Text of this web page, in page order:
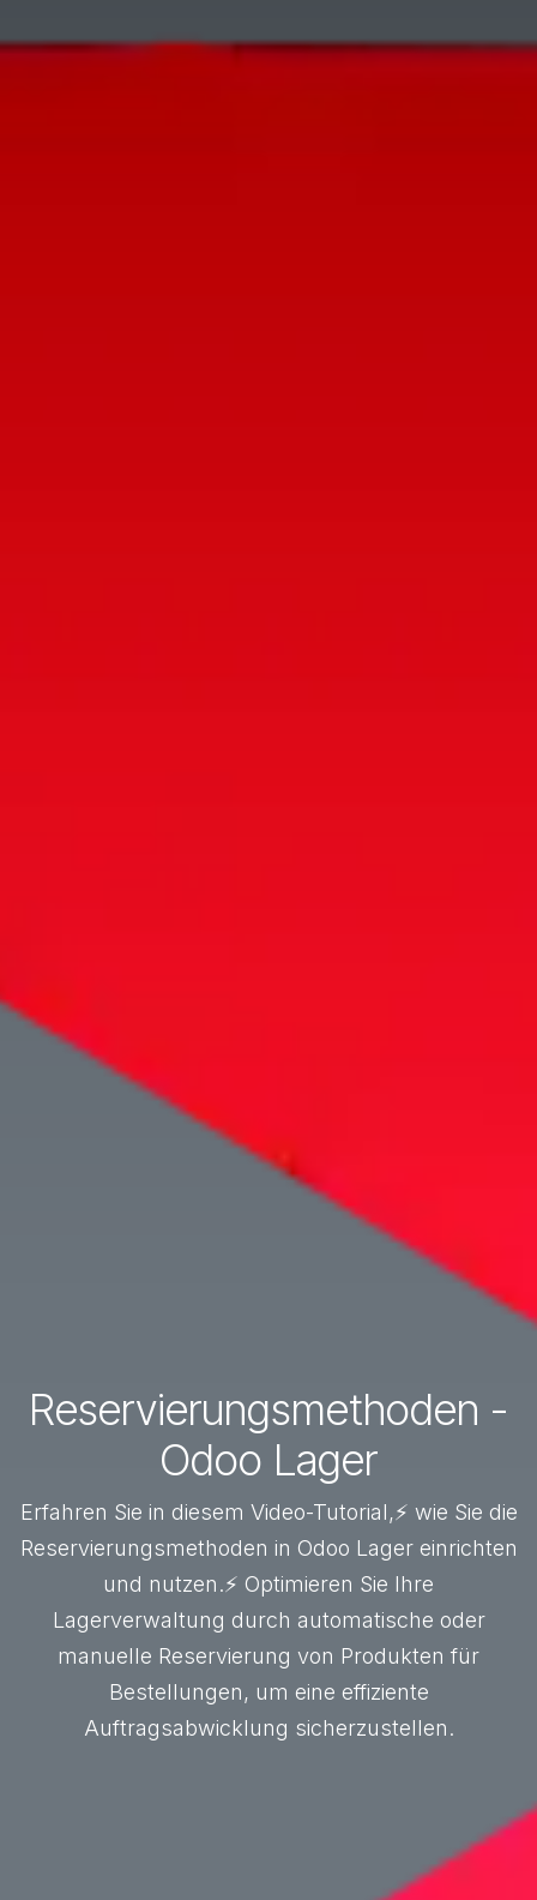
Reservierungsmethoden -
Odoo Lager
Erfahren Sie in diesem Video-Tutorial,⚡ wie Sie die
Reservierungsmethoden in Odoo Lager einrichten
und nutzen.⚡ Optimieren Sie Ihre
Lagerverwaltung durch automatische oder
manuelle Reservierung von Produkten für
Bestellungen, um eine effiziente
Auftragsabwicklung sicherzustellen.